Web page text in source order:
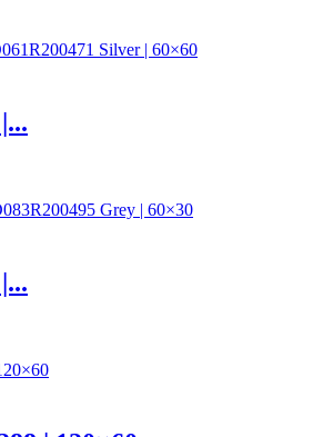
بورسلان مطفي |...
بورسلان مطفي |...